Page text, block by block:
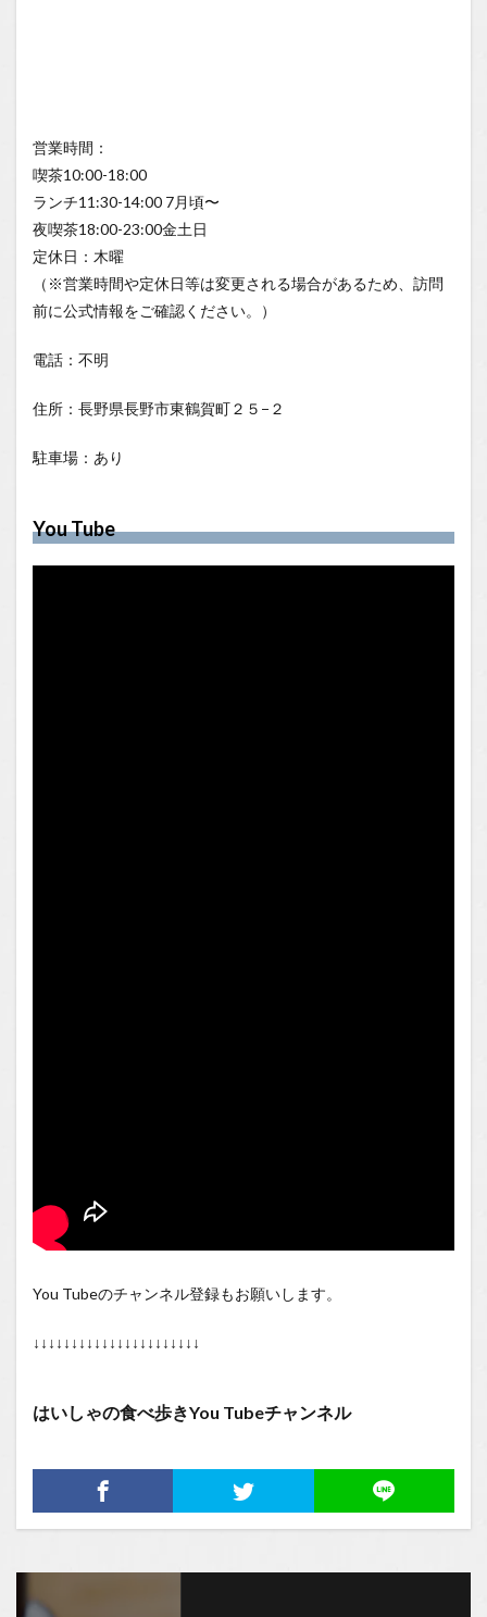
営業時間：
喫茶10:00-18:00
ランチ11:30-14:00 7月頃〜
夜喫茶18:00-23:00金土日
定休日：木曜
（※営業時間や定休日等は変更される場合があるため、訪問
前に公式情報をご確認ください。）
電話：不明
住所：長野県長野市東鶴賀町２５−２
駐車場：あり
You Tube
You Tubeのチャンネル登録もお願いします。
↓↓↓↓↓↓↓↓↓↓↓↓↓↓↓↓↓↓↓↓↓↓
はいしゃの食べ歩きYou Tubeチャンネル